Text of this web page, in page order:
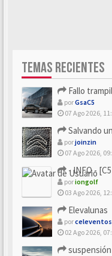
TEMAS RECIENTES
Fallo
porGsaC5
07 Ago 2026,
Salvando un
porjoinzin
07 Ago 2026,
- INFO - [C5
poriongolf
03 Ago 2026,
Elevalunas
por
02 Ago 2026,